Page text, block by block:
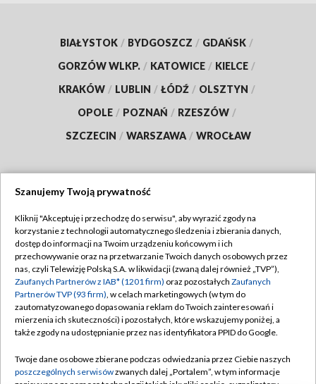
BIAŁYSTOK / BYDGOSZCZ / GDAŃSK /
GORZÓW WLKP. / KATOWICE / KIELCE /
KRAKÓW / LUBLIN / ŁÓDŹ / OLSZTYN /
OPOLE / POZNAŃ / RZESZÓW /
SZCZECIN / WARSZAWA / WROCŁAW
TVP
Abonament TVP
Emisja w TVP
Centrum informacji TVP
Naziemna Telewizja Cyfrowa
Rada Programowa
Regulamin TVP
Polityka prywatności
Moje zgody
Pomoc
Kontakt
Szanujemy Twoją prywatność
Kliknij "Akceptuję i przechodzę do serwisu", aby wyrazić zgody na
korzystanie z technologii automatycznego śledzenia i zbierania danych,
dostęp do informacji na Twoim urządzeniu końcowym i ich
przechowywanie oraz na przetwarzanie Twoich danych osobowych przez
nas, czyli Telewizję Polską S.A. w likwidacji (zwaną dalej również „TVP”),
Zaufanych Partnerów z IAB* (1201 firm) oraz pozostałych Zaufanych
Partnerów TVP (93 firm), w celach marketingowych (w tym do
zautomatyzowanego dopasowania reklam do Twoich zainteresowań i
mierzenia ich skuteczności) i pozostałych, które wskazujemy poniżej, a
także zgody na udostępnianie przez nas identyfikatora PPID do Google.
Twoje dane osobowe zbierane podczas odwiedzania przez Ciebie naszych
poszczególnych serwisówzwanych dalej „Portalem”, w tym informacje